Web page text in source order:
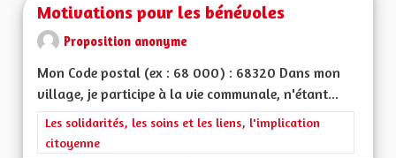
Motivations pour les bénévoles
Proposition anonyme
Mon Code postal (ex : 68 000) : 68320 Dans mon
village, je participe à la vie communale, n'étant...
Filtrer les résultats de la catégorie : Les solidarités, les soins
Les solidarités, les soins et les liens, l'implication
citoyenne